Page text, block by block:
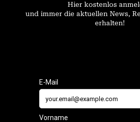
Hier kostenlos
und immer die aktuellen News,
erhalten!